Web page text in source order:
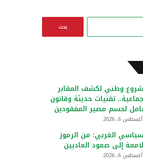
ا
ن
:
وطني لكشف المقابر
تقنيات حديثة وقانون
لحسم مصير المفقودين
أغسطس 6, 2026
الغربي: من الرموز
إلى صعود العاديين
أغسطس 6, 2026